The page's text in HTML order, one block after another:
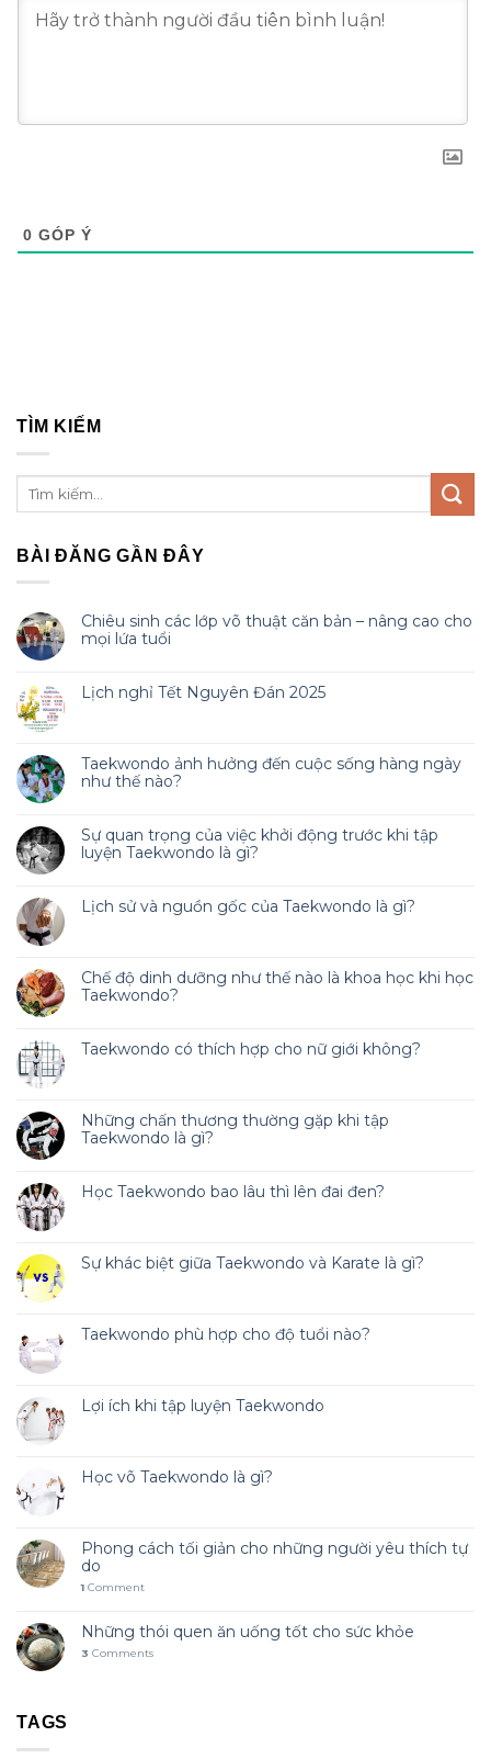
0 GÓP Ý
TÌM KIẾM
BÀI ĐĂNG GẦN ĐÂY
Chiêu sinh các lớp võ thuật căn bản – nâng cao cho
mọi lứa tuổi
Lịch nghỉ Tết Nguyên Đán 2025
Taekwondo ảnh hưởng đến cuộc sống hàng ngày
như thế nào?
Sự quan trọng của việc khởi động trước khi tập
luyện Taekwondo là gì?
Lịch sử và nguồn gốc của Taekwondo là gì?
Chế độ dinh dưỡng như thế nào là khoa học khi học
Taekwondo?
Taekwondo có thích hợp cho nữ giới không?
Những chấn thương thường gặp khi tập
Taekwondo là gì?
Học Taekwondo bao lâu thì lên đai đen?
Sự khác biệt giữa Taekwondo và Karate là gì?
Taekwondo phù hợp cho độ tuổi nào?
Lợi ích khi tập luyện Taekwondo
Học võ Taekwondo là gì?
Phong cách tối giản cho những người yêu thích tự
do
1 Comment
Những thói quen ăn uống tốt cho sức khỏe
3 Comments
TAGS